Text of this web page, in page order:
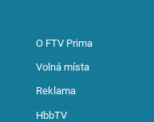
O FTV Prima
Volná místa
Reklama
HbbTV